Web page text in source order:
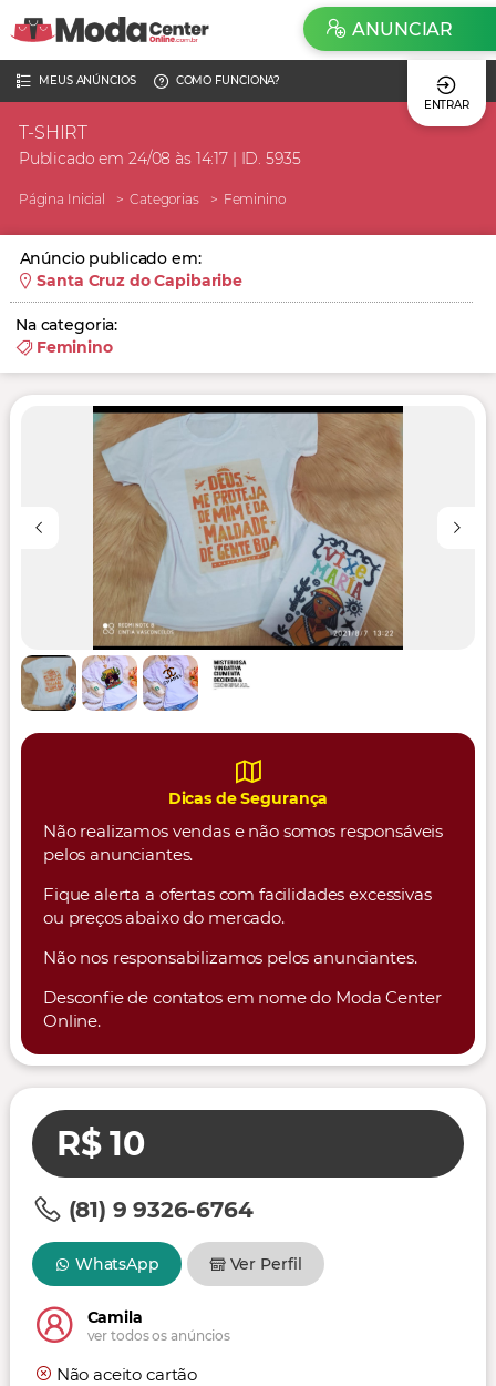
MEUS ANÚNCIOS
COMO FUNCIONA?
ENTRAR
ANUNCIAR
T-SHIRT
Publicado em 24/08 às 14:17 | ID. 5935
Página Inicial Categorias Feminino
Anúncio publicado em:
Santa Cruz do Capibaribe
Na categoria:
Feminino
Dicas de Segurança
Não realizamos vendas e não somos responsáveis
pelos anunciantes.
Fique alerta a ofertas com facilidades excessivas
ou preços abaixo do mercado.
Não nos responsabilizamos pelos anunciantes.
Desconfie de contatos em nome do Moda Center
Online.
R$ 10
(81) 9 9326-6764
WhatsApp Ver Perfil
Camila
ver todos os anúncios
Não aceito cartão